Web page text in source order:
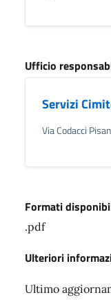
Ufficio
Servizi
Via Codacci
Formati
.pdf
Ulteriori
Ultimo